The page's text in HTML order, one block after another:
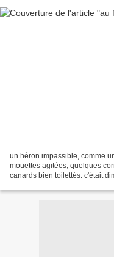
un héron impassible, comme
mouettes agitées, quelques
canards bien toilettés. c'était